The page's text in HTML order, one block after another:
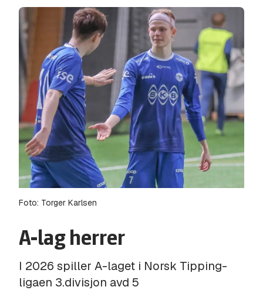
Foto: Torger Karlsen
A-lag herrer
I 2026 spiller A-laget i Norsk Tipping-
ligaen 3.divisjon avd 5